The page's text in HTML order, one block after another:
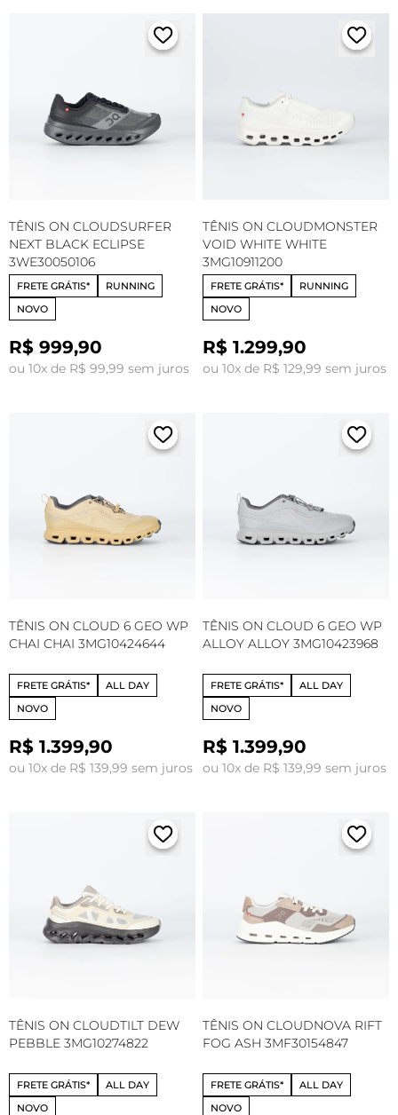
TÊNIS ON CLOUDSURFER
NEXT BLACK ECLIPSE
3WE30050106
FRETE GRÁTIS*
RUNNING
NOVO
R$ 999,90
ou 10x de R$ 99,99 sem juros
TÊNIS ON CLOUDMONSTER
VOID WHITE WHITE
3MG10911200
FRETE GRÁTIS*
RUNNING
NOVO
R$ 1.299,90
ou 10x de R$ 129,99 sem juros
TÊNIS ON CLOUD 6 GEO WP
CHAI CHAI 3MG10424644
FRETE GRÁTIS*
ALL DAY
NOVO
R$ 1.399,90
ou 10x de R$ 139,99 sem juros
TÊNIS ON CLOUD 6 GEO WP
ALLOY ALLOY 3MG10423968
FRETE GRÁTIS*
ALL DAY
NOVO
R$ 1.399,90
ou 10x de R$ 139,99 sem juros
TÊNIS ON CLOUDTILT DEW
PEBBLE 3MG10274822
FRETE GRÁTIS*
ALL DAY
NOVO
TÊNIS ON CLOUDNOVA RIFT
FOG ASH 3MF30154847
FRETE GRÁTIS*
ALL DAY
NOVO